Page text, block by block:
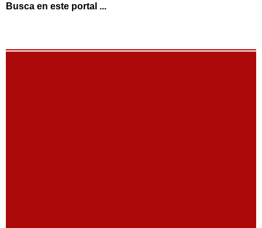
Busca en este portal ...